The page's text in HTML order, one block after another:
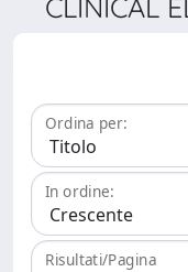
CLINICAL
Ordina per:
In ordine:
Risultati/Pagina